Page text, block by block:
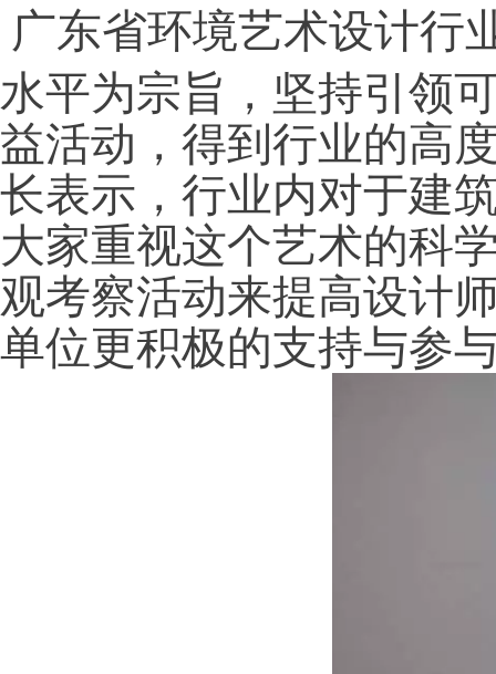
广东省环境艺术设计行
水平为宗旨，坚持引领
益活动，得到行业的高
长表示，行业内对于建
大家重视这个艺术的科
观考察活动来提高设计
单位更积极的支持与参